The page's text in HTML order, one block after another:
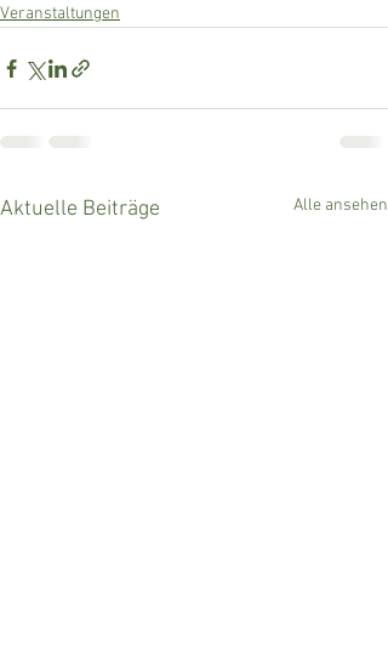
Veranstaltungen
Aktuelle Beiträge Alle ansehen